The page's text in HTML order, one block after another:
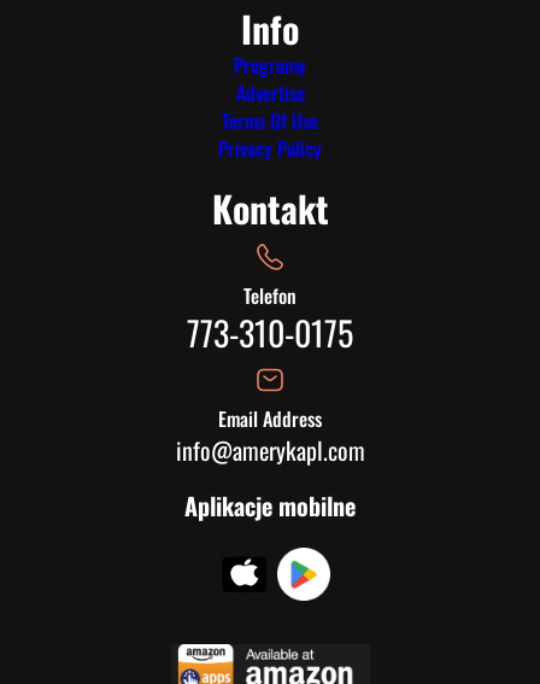
Info
Programy
Advertise
Terms Of Use
Privacy Policy
Kontakt
Telefon
773-310-0175
Email Address
info@amerykapl.com
Aplikacje mobilne